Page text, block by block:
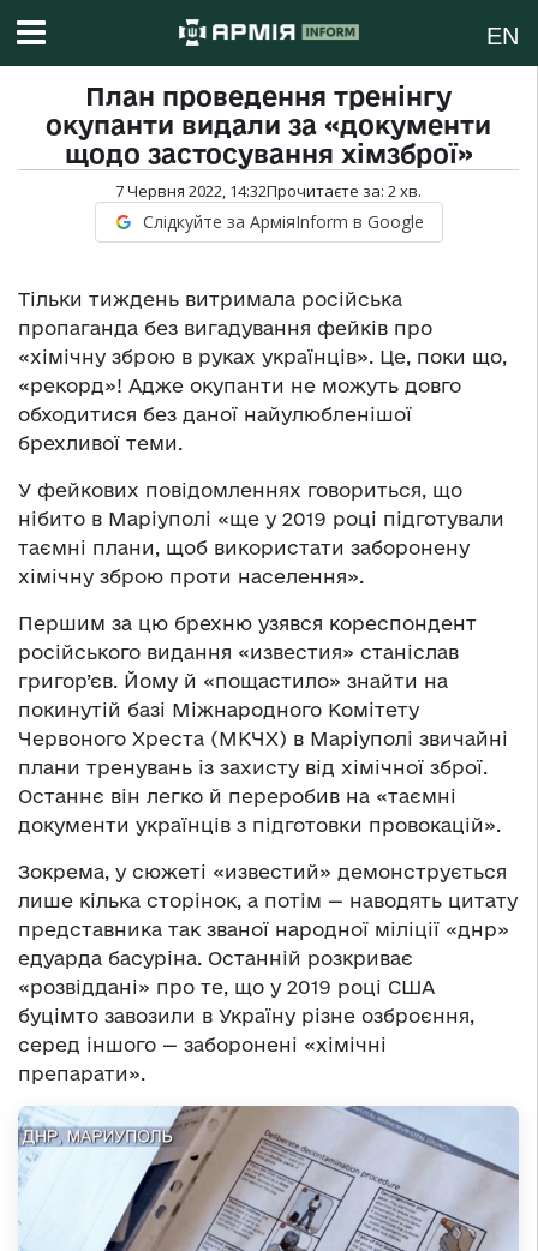
EN
План проведення тренінгу
окупанти видали за «документи
щодо застосування хімзброї»
7 Червня 2022, 14:32Прочитаєте за: 2хв.
Слідкуйте за АрміяInform в Google
Тільки тиждень витримала російська
пропаганда без вигадування фейків про
«хімічну зброю в руках українців». Це, поки що,
«рекорд»! Адже окупанти не можуть довго
обходитися без даної найулюбленішої
брехливої теми.
У фейкових повідомленнях говориться, що
нібито в Маріуполі «ще у 2019 році підготували
таємні плани, щоб використати заборонену
хімічну зброю проти населення».
Першим за цю брехню узявся кореспондент
російського видання «известия» станіслав
григор’єв. Йому й «пощастило» знайти на
покинутій базі Міжнародного Комітету
Червоного Хреста (МКЧХ) в Маріуполі звичайні
плани тренувань із захисту від хімічної зброї.
Останнє він легко й переробив на «таємні
документи українців з підготовки провокацій».
Зокрема, у сюжеті «известий» демонструється
лише кілька сторінок, а потім — наводять цитату
представника так званої народної міліції «днр»
едуарда басуріна. Останній розкриває
«розвіддані» про те, що у 2019 році США
буцімто завозили в Україну різне озброєння,
серед іншого — заборонені «хімічні
препарати».